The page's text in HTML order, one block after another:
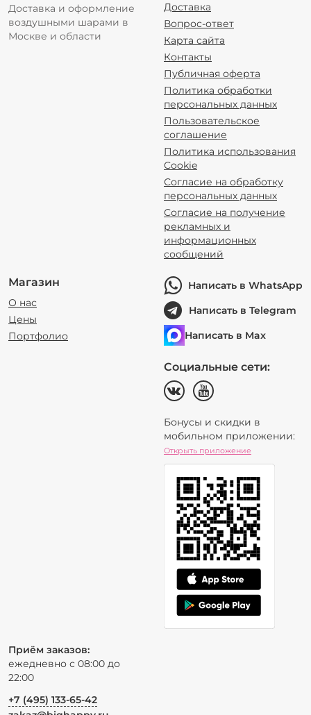
Доставка и оформление
воздушными шарами в
Москве и области
Доставка
Вопрос-ответ
Карта сайта
Контакты
Публичная оферта
Политика обработки
персональных данных
Пользовательское
соглашение
Политика использования
Cookie
Согласие на обработку
персональных данных
Согласие на получение
рекламных и
информационных
сообщений
Магазин
О нас
Цены
Портфолио
Написать в WhatsApp
Написать в Telegram
Написать в Max
Социальные сети:
Бонусы и скидки в
мобильном приложении:
Открыть приложение
Приём заказов:
ежедневно с 08:00 до
22:00
+7 (495) 133-65-42